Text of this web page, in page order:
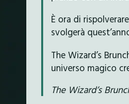
È ora di
svolgerà
The Wizard’s
universo magico
The Wizard’s